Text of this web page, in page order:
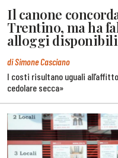
Il canone
Trentino, ma ha
alloggi
di Simone Casciano
I costi risultano uguali
cedolare secca»